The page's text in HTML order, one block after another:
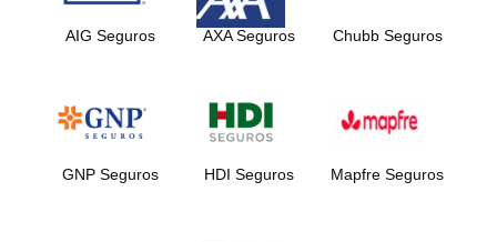
AIG Seguros AXA Seguros Chubb Seguros
GNP Seguros HDI Seguros Mapfre Seguros